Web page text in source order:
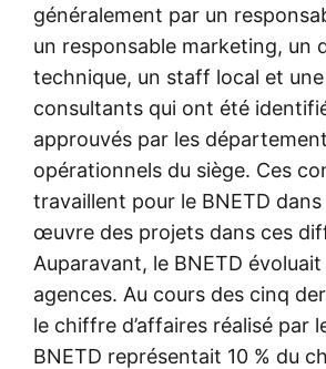
généralement par un
un responsable marketing, un
technique, un staff local et
consultants qui ont été
approuvés par les
opérationnels du siège. Ces
travaillent pour le BNETD dans
œuvre des projets dans ces
Auparavant, le BNETD
agences. Au cours des cinq
le chiffre d’affaires réalisé par
BNETD représentait 10 % du